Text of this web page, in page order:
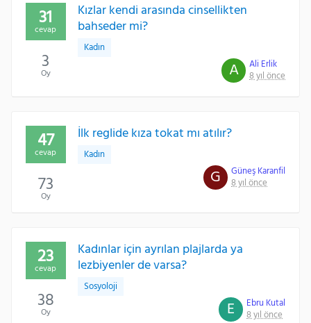
Kızlar kendi arasında cinsellikten
bahseder mi?
Kadın
A
Ali Erlik
8 yıl önce
31
cevap
3
Oy
İlk reglide kıza tokat mı atılır?
Kadın
G
Güneş Karanfil
8 yıl önce
47
cevap
73
Oy
Kadınlar için ayrılan plajlarda ya
lezbiyenler de varsa?
Sosyoloji
E
Ebru Kutal
8 yıl önce
23
cevap
38
Oy